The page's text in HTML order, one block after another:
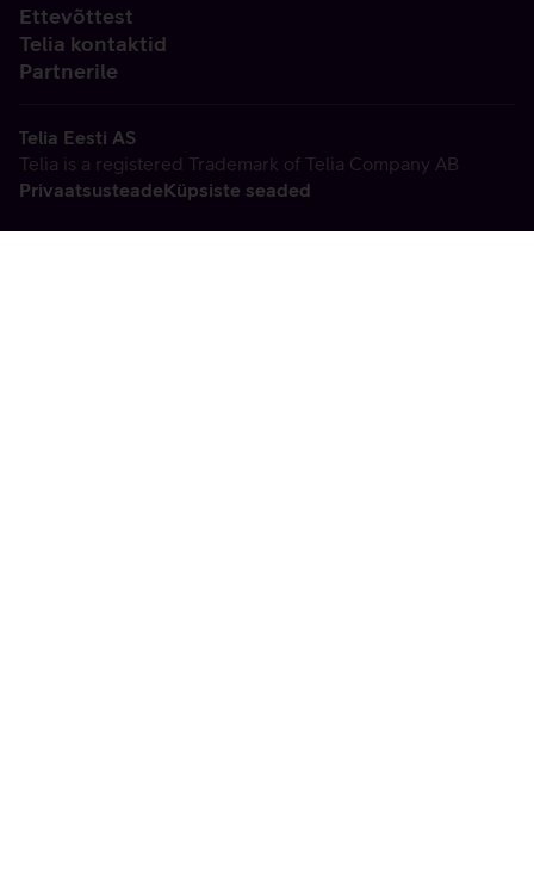
Ettevõttest
Telia kontaktid
Partnerile
Telia Eesti AS
Telia is a registered Trademark of Telia Company AB
PrivaatsusteadeKüpsiste seaded